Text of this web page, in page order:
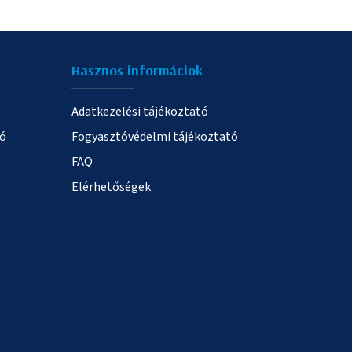
Hasznos informáciok
Adatkezelési tájékoztató
Fogyasztóvédelmi tájékoztató
FAQ
Elérhetőségek